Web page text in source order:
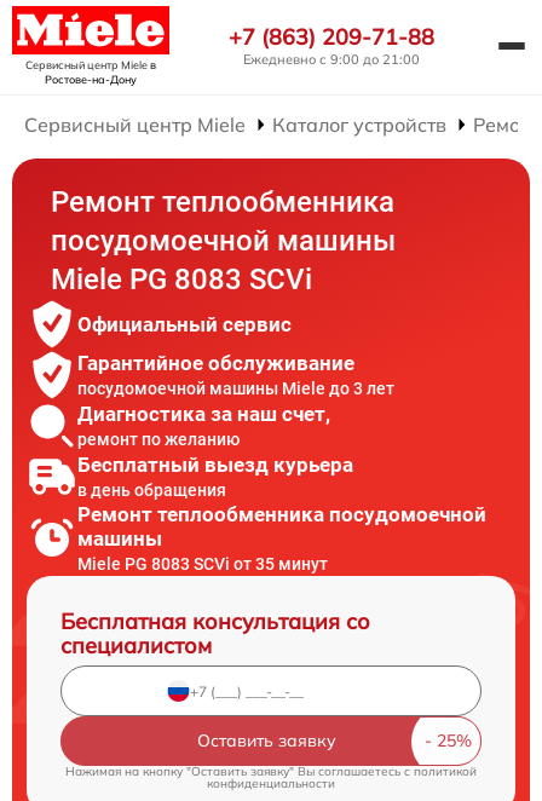
Сервисный центр Mieleв
Ростове-на-Дону
+7 (863) 209-71-88
Ежедневно с 9:00 до 21:00
Сервисный центр Miele Каталог устройств
Ремонт теплообменника
посудомоечной машины
Miele PG 8083 SCVi
Официальный сервис
Гарантийное обслуживание
посудомоечной машины Miele до 3 лет
Диагностика за наш счет,
ремонт по желанию
Бесплатный выезд курьера
в день обращения
Ремонт теплообменника посудомоечной
машины
Miele PG 8083 SCVi от 35 минут
Бесплатная консультация со
специалистом
Оставить заявку
Нажимая на кнопку "Оставить заявку" Вы соглашаетесь cполитикой
конфиденциальности